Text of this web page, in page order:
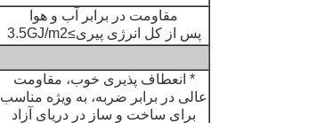
مقاومت در برابر آب و هوا
پس از کل انرژی پیری≥3.5GJ/m2
* انعطاف پذیری خوب، مقاومت
عالی در برابر ضربه، به ویژه مناسب
برای ساخت و ساز در دریای آزاد